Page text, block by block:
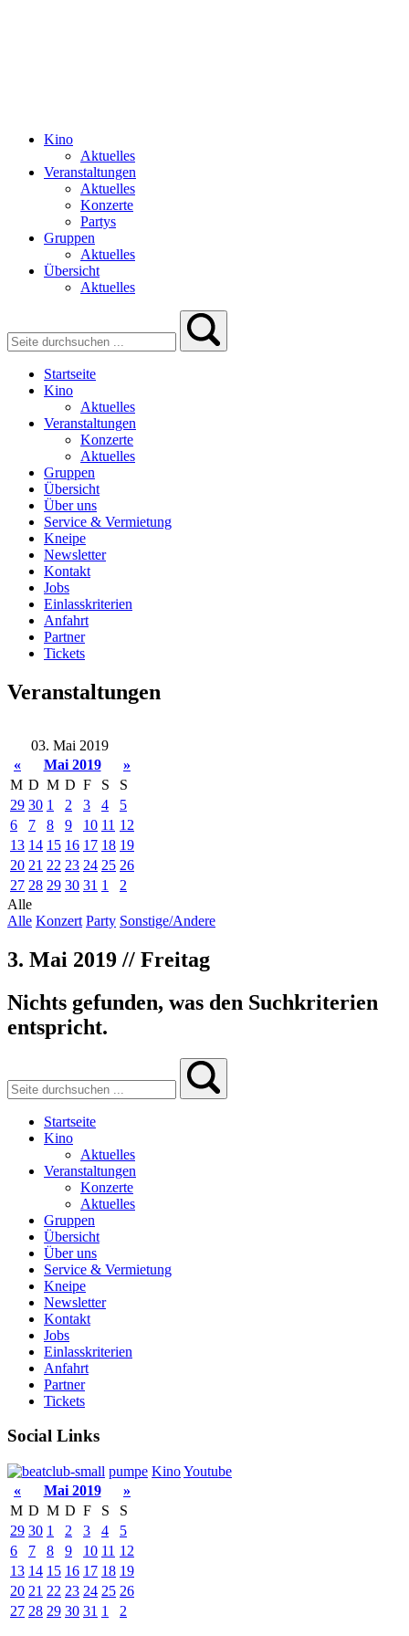
Kino
Aktuelles
Veranstaltungen
Aktuelles
Konzerte
Partys
Gruppen
Aktuelles
Übersicht
Aktuelles
Startseite
Kino
Aktuelles
Veranstaltungen
Konzerte
Aktuelles
Gruppen
Übersicht
Über uns
Service & Vermietung
Kneipe
Newsletter
Kontakt
Jobs
Einlasskriterien
Anfahrt
Partner
Tickets
Veranstaltungen
03. Mai 2019
«
Mai 2019
»
M D M D F S
S
29 30 1 2 3 4
5
6
7 8 9 10 11 12
13 14 15 16 17 18 19
20 21 22 23 24 25 26
27 28 29 30 31 1
2
Alle
Alle Konzert Party Sonstige/Andere
3. Mai 2019 // Freitag
Nichts gefunden, was den Suchkriterien
entspricht.
Startseite
Kino
Aktuelles
Veranstaltungen
Konzerte
Aktuelles
Gruppen
Übersicht
Über uns
Service & Vermietung
Kneipe
Newsletter
Kontakt
Jobs
Einlasskriterien
Anfahrt
Partner
Tickets
Social Links
pumpe KinoYoutube
«
Mai 2019
»
M D M D F S
S
29 30 1 2 3 4
5
6
7 8 9 10 11 12
13 14 15 16 17 18 19
20 21 22 23 24 25 26
27 28 29 30 31 1 2